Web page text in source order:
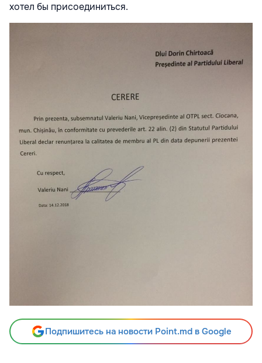
хотел бы присоединиться.
Подпишитесь на новости Point.md в Google